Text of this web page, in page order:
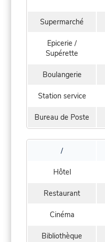
Supermarché
Epicerie /
Supérette
Boulangerie
Station service
Bureau de Poste
/
Hôtel
Restaurant
Cinéma
Bibliothèque